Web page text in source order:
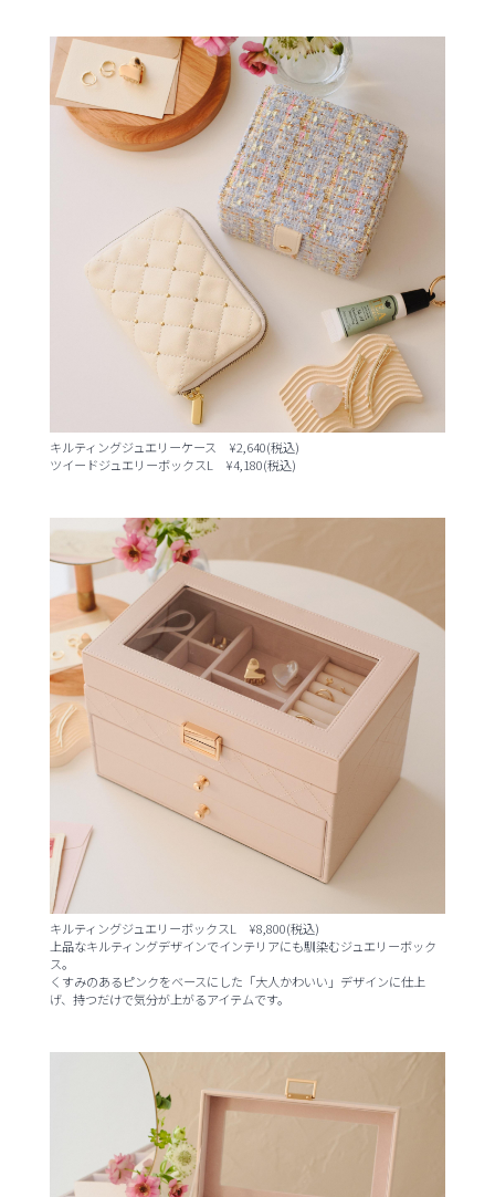
キルティングジュエリーケース ¥2,640(税込)
ツイードジュエリーボックスL ¥4,180(税込)
キルティングジュエリーボックスL ¥8,800(税込)
上品なキルティングデザインでインテリアにも馴染むジュエリーボック
ス。
くすみのあるピンクをベースにした「大人かわいい」デザインに仕上
げ、持つだけで気分が上がるアイテムです。